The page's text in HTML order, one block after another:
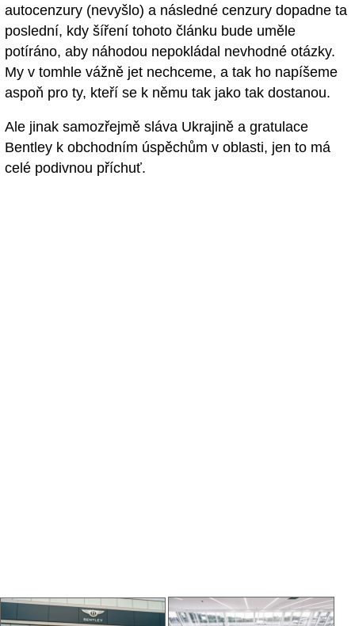
autocenzury (nevyšlo) a následné cenzury dopadne ta
poslední, kdy šíření tohoto článku bude uměle
potíráno, aby náhodou nepokládal nevhodné otázky.
My v tomhle vážně jet nechceme, a tak ho napíšeme
aspoň pro ty, kteří se k němu tak jako tak dostanou.
Ale jinak samozřejmě sláva Ukrajině a gratulace
Bentley k obchodním úspěchům v oblasti, jen to má
celé podivnou příchuť.